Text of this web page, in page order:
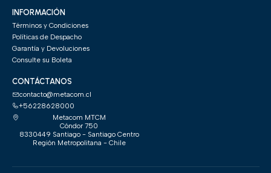
INFORMACIÓN
Términos y Condiciones
Políticas de Despacho
Garantía y Devoluciones
Consulte su Boleta
CONTÁCTANOS
contacto@metacom.cl
+56228628000
Metacom MTCM
Cóndor 750
8330449 Santiago - Santiago Centro
Región Metropolitana - Chile